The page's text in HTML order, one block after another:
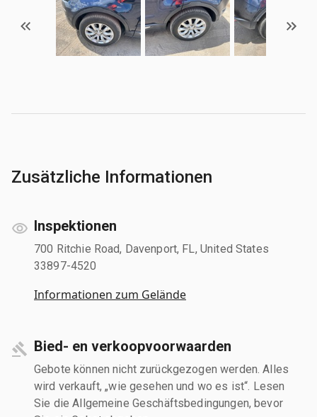
Zusätzliche Informationen
Inspektionen
700 Ritchie Road, Davenport, FL, United States
33897-4520
Informationen zum Gelände
Bied- en verkoopvoorwaarden
Gebote können nicht zurückgezogen werden. Alles
wird verkauft, „wie gesehen und wo es ist“. Lesen
Sie die Allgemeine Geschäftsbedingungen, bevor